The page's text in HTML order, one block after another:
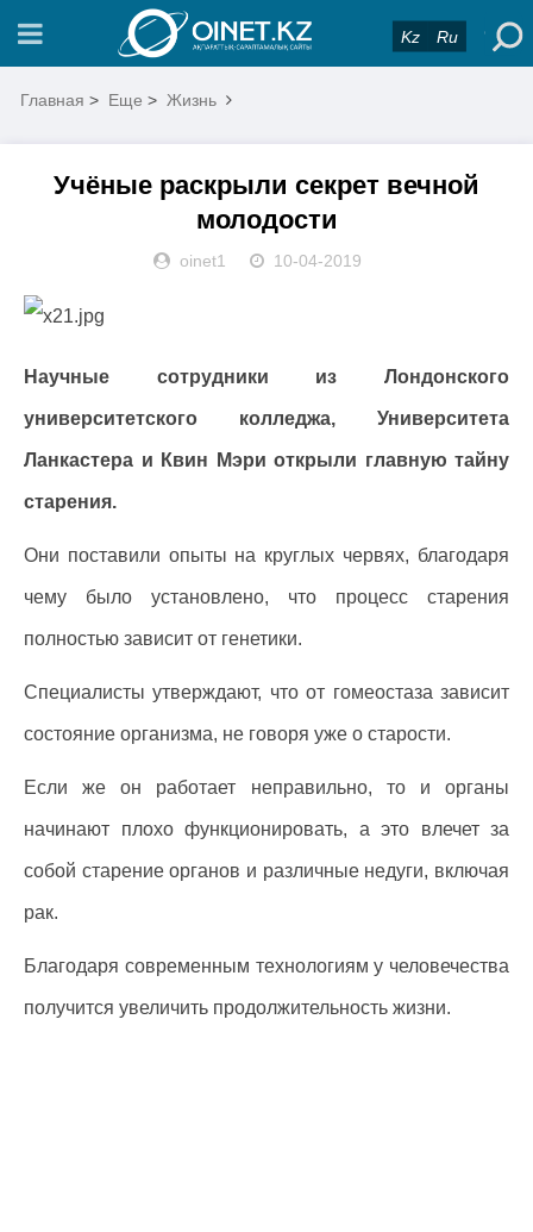
Kz Ru
Главная > Еще > Жизнь
Учёные раскрыли секрет вечной
молодости
oinet1 10-04-2019
Научные сотрудники из Лондонского
университетского колледжа, Университета
Ланкастера и Квин Мэри открыли главную тайну
старения.
Они поставили опыты на круглых червях, благодаря
чему было установлено, что процесс старения
полностью зависит от генетики.
Специалисты утверждают, что от гомеостаза зависит
состояние организма, не говоря уже о старости.
Если же он работает неправильно, то и органы
начинают плохо функционировать, а это влечет за
собой старение органов и различные недуги, включая
рак.
Благодаря современным технологиям у человечества
получится увеличить продолжительность жизни.